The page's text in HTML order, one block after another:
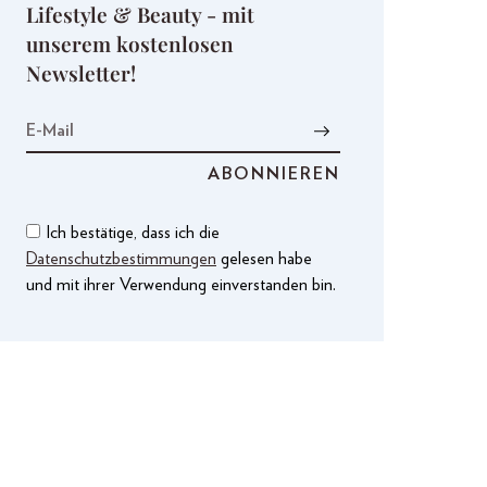
Lifestyle & Beauty - mit
unserem kostenlosen
Newsletter!
Ich bestätige, dass ich die
Datenschutzbestimmungen gelesen habe
und mit ihrer Verwendung einverstanden bin.